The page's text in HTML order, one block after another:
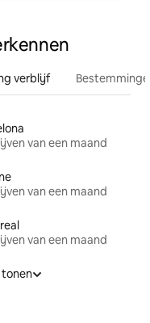
verblijf
van een maand
van een maand
van een maand
tonen